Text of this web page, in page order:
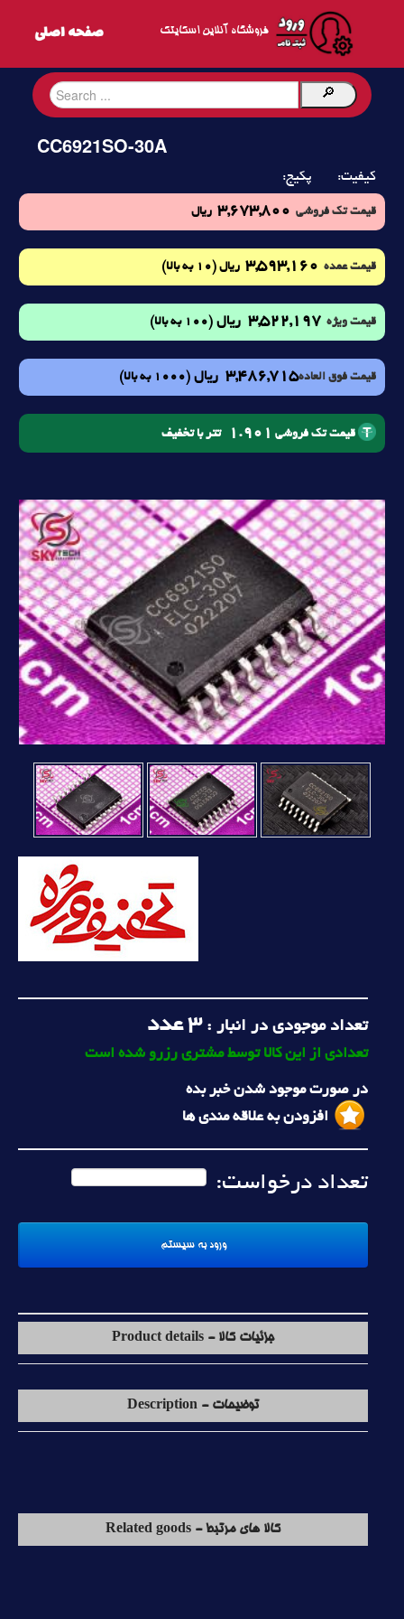
فروشگاه آنلاین اسکایتک
CC6921SO-30A
کیفیت: پکیج:
قیمت تک فروشی 3,673,800 ریال
قیمت عمده 3,593,160 ریال (10 به بالا)
قیمت ویژه 3,522,197 ریال (100 به بالا)
قیمت فوق العاده3,486,715 ریال (1000 به بالا)
قیمت تک فروشی 1.901 تتر با تخفیف
تعداد موجودی در انبار :3 عدد
تعدادی از این کالا توسط مشتری رزرو شده است
در صورت موجود شدن خبر بده
افزودن به علاقه مندی ها
تعداد درخواست:
جزئیات کالا - Product details
توضیحات - Description
کالا های مرتبط - Related goods